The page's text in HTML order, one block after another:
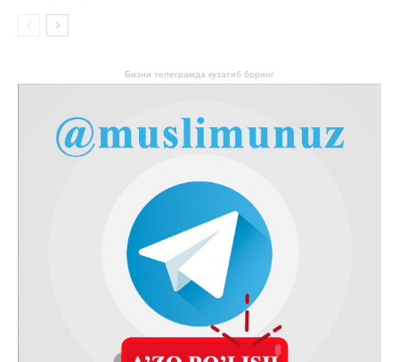
Бизни телеграмда кузатиб боринг